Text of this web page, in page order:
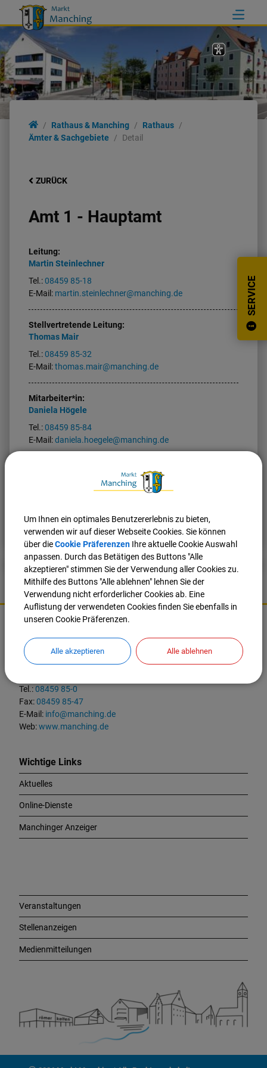
SERVICE
Rathaus & Manching
Rathaus
Ämter & Sachgebiete
Detail
ZURÜCK
Amt 1 - Hauptamt
Leitung:
Martin Steinlechner
Tel.:08459 85-18
E-Mail: martin.steinlechner@manching.de
Stellvertretende Leitung:
Thomas Mair
Tel.:08459 85-32
E-Mail:thomas.mair@manching.de
Mitarbeiter*in:
Daniela Högele
Tel.:08459 85-84
E-Mail:daniela.hoegele@manching.de
Nach oben Seite drucken
Ingolstädter Straße 2
85077 Manching
Tel.:08459 85-0
Fax:08459 85-47
E-Mail: info@manching.de
Web:www.manching.de
Wichtige Links
Aktuelles
Online-Dienste
Manchinger Anzeiger
Veranstaltungen
Stellenanzeigen
Medienmitteilungen
Um Ihnen ein optimales Benutzererlebnis zu bieten,
verwenden wir auf dieser Webseite Cookies. Sie können
über dieCookie Präferenzen Ihre aktuelle Cookie Auswahl
anpassen. Durch das Betätigen des Buttons "Alle
akzeptieren" stimmen Sie der Verwendung aller Cookies zu.
Mithilfe des Buttons "Alle ablehnen" lehnen Sie der
Verwendung nicht erforderlicher Cookies ab. Eine
Auflistung der verwendeten Cookies finden Sie ebenfalls in
unseren Cookie Präferenzen.
Alle akzeptieren Alle ablehnen